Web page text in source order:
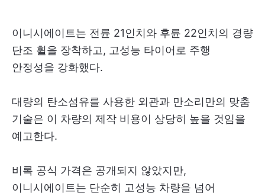
이니시에이트는 전륜 21인치와 후륜 22인치의 경량
단조 휠을 장착하고, 고성능 타이어로 주행
안정성을 강화했다.
대량의 탄소섬유를 사용한 외관과 만소리만의 맞춤
기술은 이 차량의 제작 비용이 상당히 높을 것임을
예고한다.
비록 공식 가격은 공개되지 않았지만,
이니시에이트는 단순히 고성능 차량을 넘어